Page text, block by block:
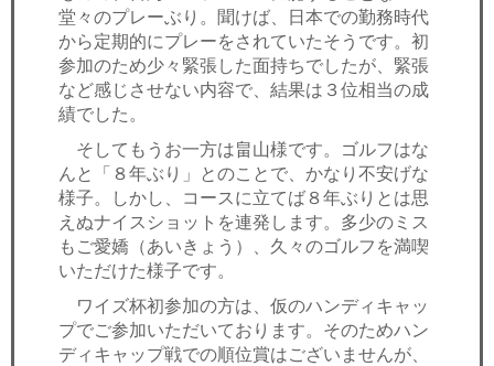
堂々のプレーぶり。聞けば、日本での勤務時代
から定期的にプレーをされていたそうです。初
参加のため少々緊張した面持ちでしたが、緊張
など感じさせない内容で、結果は３位相当の成
績でした。
そしてもうお一方は畠山様です。ゴルフはな
んと「８年ぶり」とのことで、かなり不安げな
様子。しかし、コースに立てば８年ぶりとは思
えぬナイスショットを連発します。多少のミス
もご愛嬌（あいきょう）、久々のゴルフを満喫
いただけた様子です。
ワイズ杯初参加の方は、仮のハンディキャッ
プでご参加いただいております。そのためハン
ディキャップ戦での順位賞はございませんが、